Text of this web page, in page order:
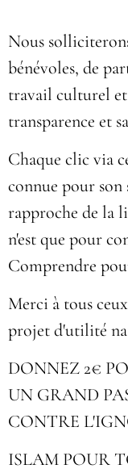
Nous
bénévoles, de
travail culturel
transparence et
Chaque clic via
connue pour son
rapproche de la
n'est que pour
Comprendre
Merci à tous
projet d'utilité
DONNEZ 2€
UN GRAND
CONTRE
ISLAM POUR